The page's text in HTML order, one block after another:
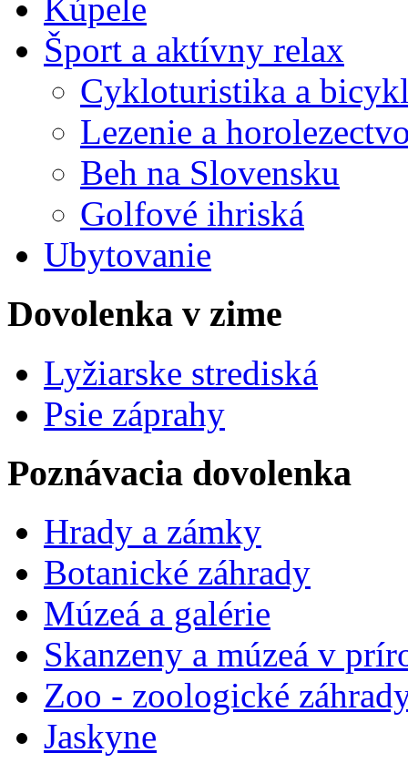
Kúpele
Šport a aktívny relax
Cykloturistika a
Lezenie a
Beh na Slovensku
Golfové ihriská
Ubytovanie
Dovolenka v zime
Lyžiarske strediská
Psie záprahy
Poznávacia dovolenka
Hrady a zámky
Botanické záhrady
Múzeá a galérie
Skanzeny a múzeá v
Zoo - zoologické
Jaskyne